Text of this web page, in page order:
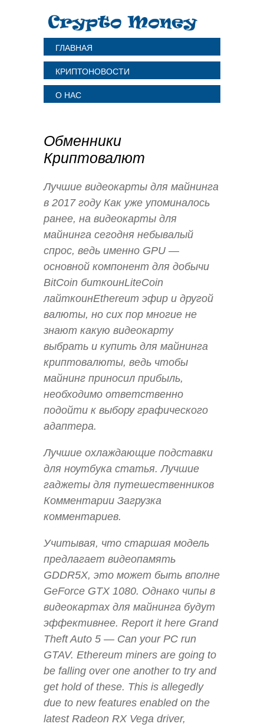
ГЛАВНАЯ
КРИПТОНОВОСТИ
О НАС
Обменники
Криптовалют
Лучшие видеокарты для майнинга
в 2017 году Как уже упоминалось
ранее, на видеокарты для
майнинга сегодня небывалый
спрос, ведь именно GPU —
основной компонент для добычи
BitCoin биткоинLiteCoin
лайткоинEthereum эфир и другой
валюты, но сих пор многие не
знают какую видеокарту
выбрать и купить для майнинга
криптовалюты, ведь чтобы
майнинг приносил прибыль,
необходимо ответственно
подойти к выбору графического
адаптера.
Лучшие охлаждающие подставки
для ноутбука статья. Лучшие
гаджеты для путешественников
Комментарии Загрузка
комментариев.
Учитывая, что старшая модель
предлагает видеопамять
GDDR5X, это может быть вполне
GeForce GTX 1080. Однако чипы в
видеокартах для майнинга будут
эффективнее. Report it here Grand
Theft Auto 5 — Can your PC run
GTAV. Ethereum miners are going to
be falling over one another to try and
get hold of these. This is allegedly
due to new features enabled on the
latest Radeon RX Vega driver,